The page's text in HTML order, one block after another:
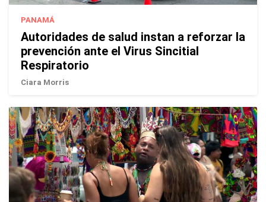
PANAMÁ
Autoridades de salud instan a reforzar la
prevención ante el Virus Sincitial
Respiratorio
Ciara Morris